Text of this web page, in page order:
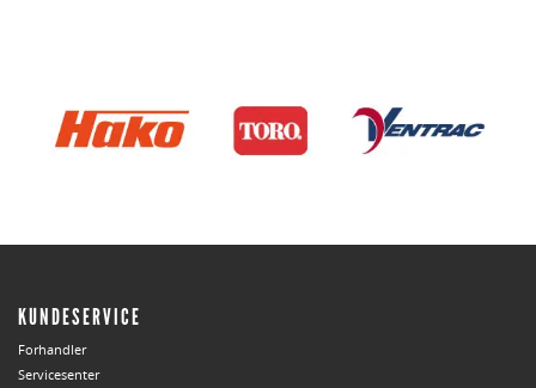
KUNDESERVICE
Forhandler
Servicesenter